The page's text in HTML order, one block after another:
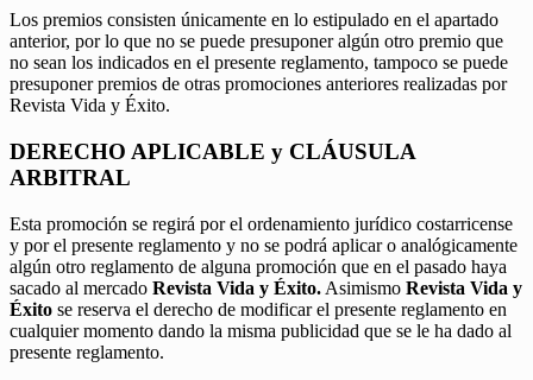
Los premios consisten únicamente en lo estipulado en el apartado
anterior, por lo que no se puede presuponer algún otro premio que
no sean los indicados en el presente reglamento, tampoco se puede
presuponer premios de otras promociones anteriores realizadas por
Revista Vida y Éxito.
DERECHO APLICABLE y CLÁUSULA
ARBITRAL
Esta promoción se regirá por el ordenamiento jurídico costarricense
y por el presente reglamento y no se podrá aplicar o analógicamente
algún otro reglamento de alguna promoción que en el pasado haya
sacado al mercado Revista Vida y Éxito. Asimismo Revista Vida y
Éxito se reserva el derecho de modificar el presente reglamento en
cualquier momento dando la misma publicidad que se le ha dado al
presente reglamento.